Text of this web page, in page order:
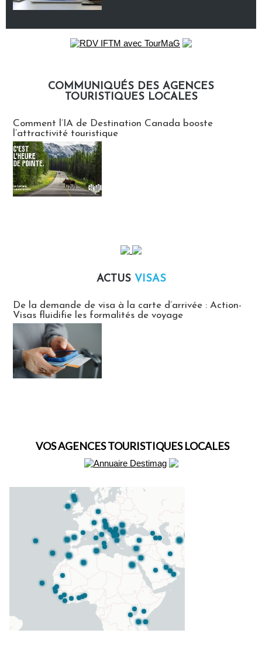
COMMUNIQUÉS DES AGENCES
TOURISTIQUES LOCALES
Comment l’IA de Destination Canada booste
l’attractivité touristique
ACTUS VISAS
De la demande de visa à la carte d’arrivée : Action-
Visas fluidifie les formalités de voyage
VOS AGENCES TOURISTIQUES LOCALES